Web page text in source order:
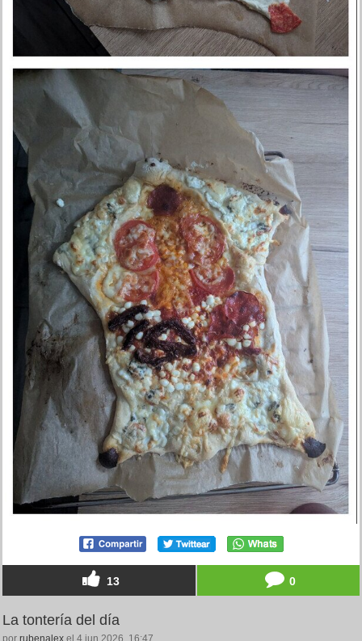
13 0
La tontería del día
por rubenalex el 4 jun 2026, 16:47